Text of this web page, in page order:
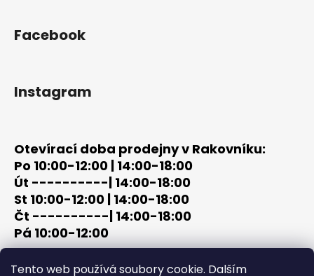
Tento web používá soubory cookie. Dalším
Facebook
Instagram
Otevírací doba prodejny v Rakovníku:
Po 10:00-12:00 | 14:00-18:00
Út ----------| 14:00-18:00
St 10:00-12:00 | 14:00-18:00
Čt ----------| 14:00-18:00
Pá 10:00-12:00
tel: +420 603 320 859